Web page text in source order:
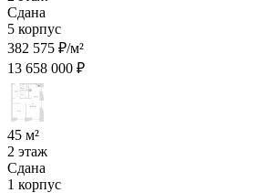
Сдана
5 корпус
382 575 ₽/м²
13 658 000 ₽
45 м²
2 этаж
Сдана
1 корпус